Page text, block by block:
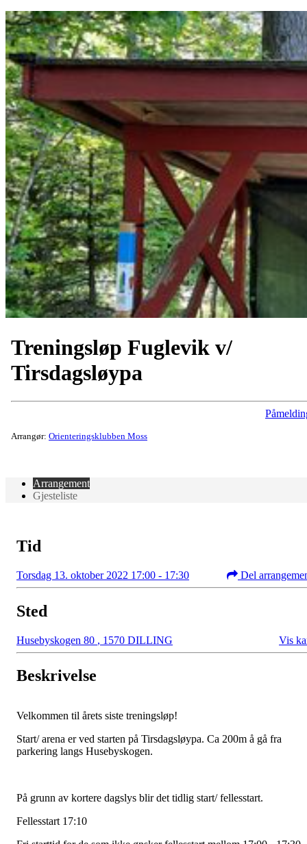
Treningsløp Fuglevik v/
Tirsdagsløypa
Arrangør: Orienteringsklubben Moss
Arrangement
Gjesteliste
Tid
Torsdag 13. oktober 2022 17:00 - 17:30 Del
Sted
Husebyskogen 80 , 1570 DILLING Vis
Beskrivelse
Velkommen til årets siste treningsløp!
Start/ arena er ved starten på Tirsdagsløypa. Ca 200m å gå fra
parkering langs Husebyskogen.
På grunn av kortere dagslys blir det tidlig start/ fellesstart.
Fellesstart 17:10